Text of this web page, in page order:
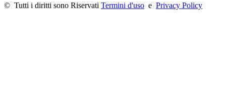
© Tutti i diritti sono Riservati Termini d'uso e Privacy Policy